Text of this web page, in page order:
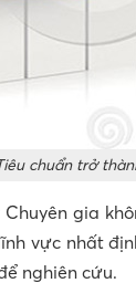
chuẩn trở
Chuyên gia
vực nhất
nghiên cứu.